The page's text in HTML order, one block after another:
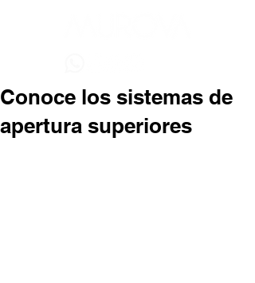
Conoce los sistemas de
apertura superiores